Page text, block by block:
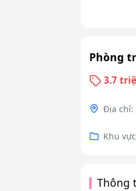
Phòng
3.7
Địa chỉ:
Khu
Thông